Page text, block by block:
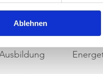
Ablehnen
Realität – für